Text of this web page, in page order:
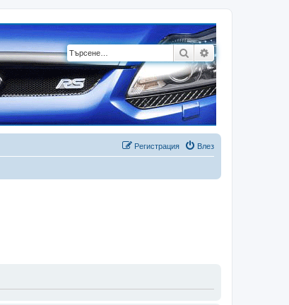
ТърсенеРазширено
Влез
Регистрация